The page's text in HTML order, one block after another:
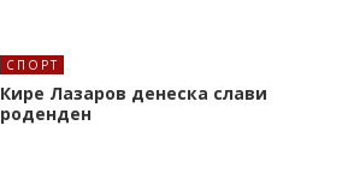
СПОРТ
Кире Лазаров денеска слави
роденден